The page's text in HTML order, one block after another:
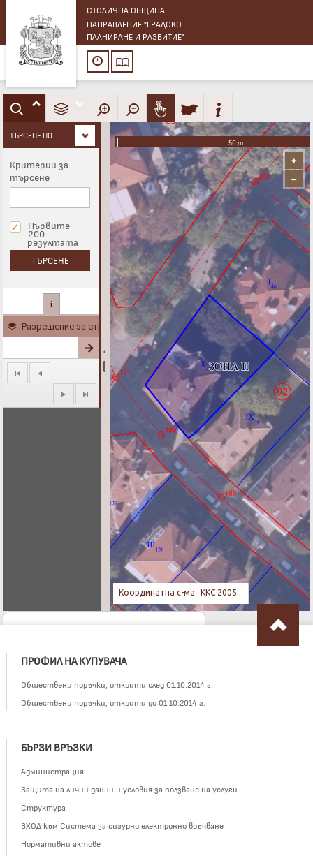
СТОЛИЧНА ОБЩИНА
НАПРАВЛЕНИЕ "ГРАДСКО
ПЛАНИРАНЕ И РАЗВИТИЕ"
ТЪРСЕНЕ ПО Бързо търсене
Критерии за
търсене
Първите
200
резултата
ТЪРСЕНЕ
i
Разрешение за строеж № 86/16.09.2022
+
−
50 m
Координатна с-ма ККС 2005
ПРОФИЛ НА КУПУВАЧА
Обществени поръчки, открити след 01.10.2014 г.
Обществени поръчки, открити до 01.10.2014 г.
БЪРЗИ ВРЪЗКИ
Администрация
Защита на лични данни и условия за ползване на услуги
Структура
ВХОД към Система за сигурно електронно връчване
Нормативни актове